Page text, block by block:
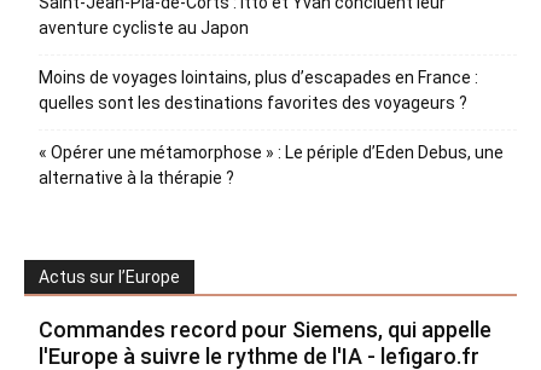
aventure cycliste au Japon
Moins de voyages lointains, plus d’escapades en France :
quelles sont les destinations favorites des voyageurs ?
« Opérer une métamorphose » : Le périple d’Eden Debus, une
alternative à la thérapie ?
Actus sur l’Europe
Commandes record pour Siemens, qui appelle
l'Europe à suivre le rythme de l'IA - lefigaro.fr